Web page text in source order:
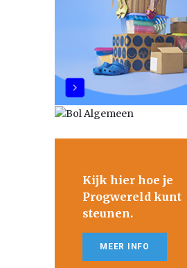
Kijk hier hoe je
Progwereld kunt
steunen.
MEER INFO